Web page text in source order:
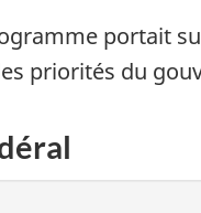
portait
priorités du